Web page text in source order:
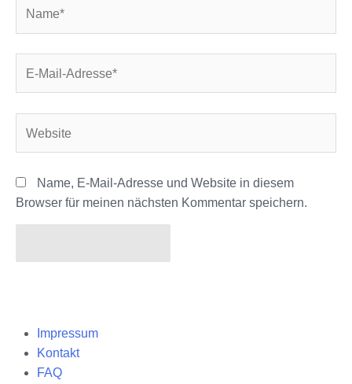
Mail-
Name, E-Mail-Adresse und Website in diesem
Browser für meinen nächsten Kommentar speichern.
Impressum
Kontakt
FAQ